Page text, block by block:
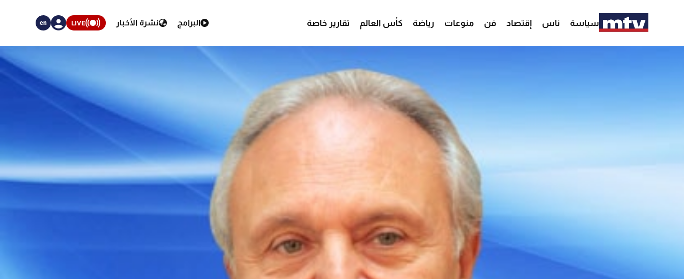
سياسة ناس إقتصاد فن منوعات رياضة كأس العالم تقارير خاصة البرامج نشرة الأخبار LIVE
en